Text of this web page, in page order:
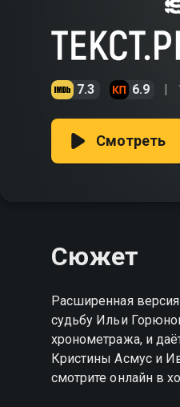
7.3 6.9
Смотреть
Сюжет
Расширенная
судьбу Ильи
хронометража, и
Кристины Асмус и
смотрите онлайн в